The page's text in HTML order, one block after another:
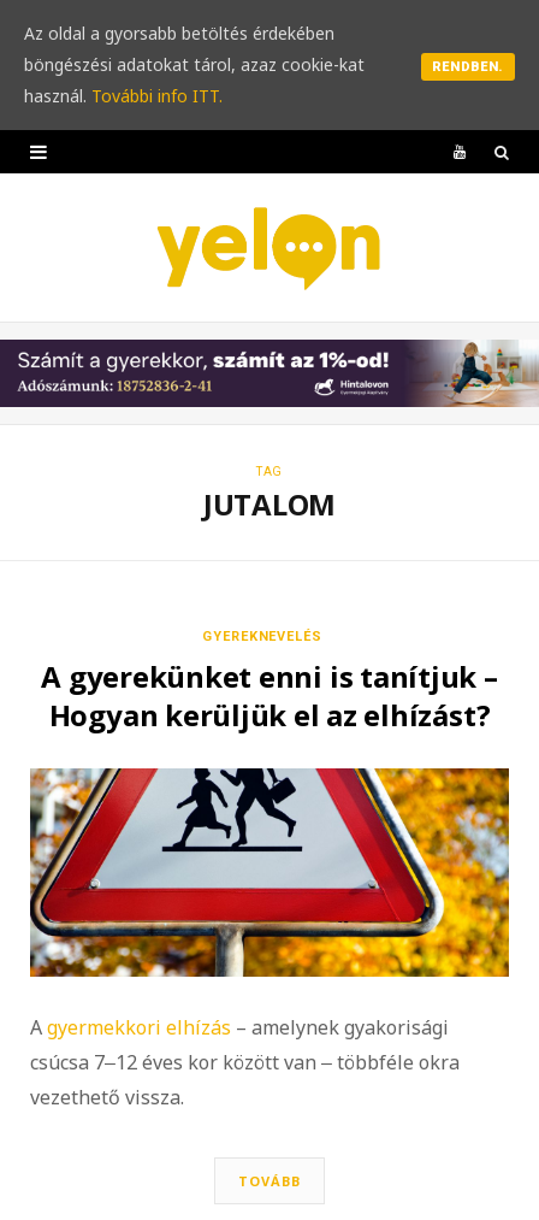
Y
u
b
e
TAG
JUTALOM
GYEREKNEVELÉS
A gyerekünket enni is tanítjuk –
Hogyan kerüljük el az elhízást?
Agyermekkori elhízás – amelynek gyakorisági
csúcsa 7‒12 éves kor között van ‒ többféle okra
vezethető vissza.
TOVÁBB
Az oldal a gyorsabb betöltés érdekében
böngészési adatokat tárol, azaz cookie-kat
használ. További info ITT.
RENDBEN.